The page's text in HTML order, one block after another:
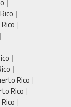
Rico
Rico